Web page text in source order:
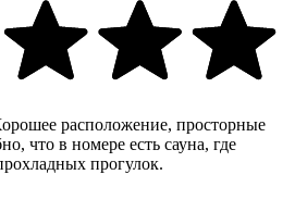
расположение, просторные
что в номере есть сауна, где
прогулок.